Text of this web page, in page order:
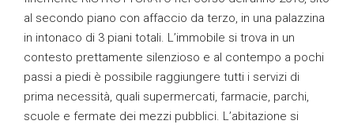
al secondo piano con affaccio da terzo, in una palazzina
in intonaco di 3 piani totali. L’immobile si trova in un
contesto prettamente silenzioso e al contempo a pochi
passi a piedi è possibile raggiungere tutti i servizi di
prima necessità, quali supermercati, farmacie, parchi,
scuole e fermate dei mezzi pubblici. L’abitazione si